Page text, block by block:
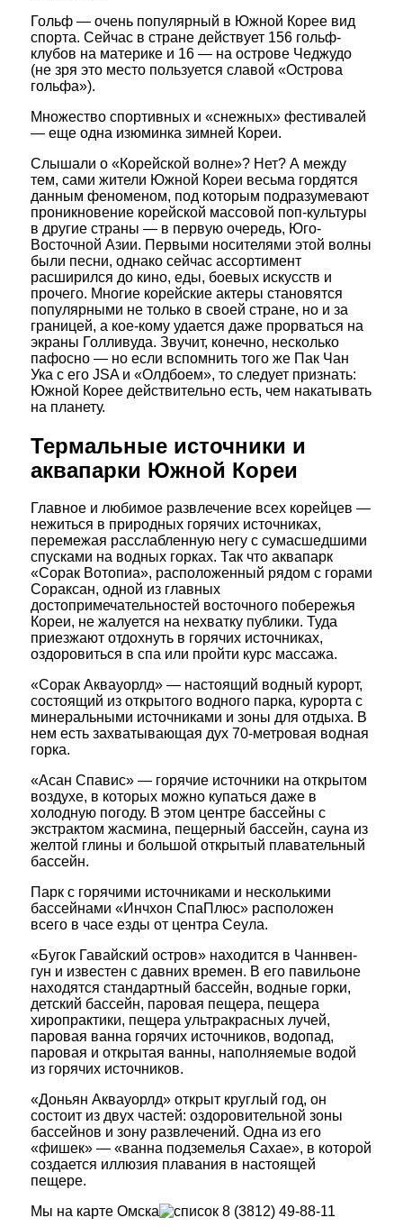
Гольф — очень популярный в Южной Корее вид
спорта. Сейчас в стране действует 156 гольф-
клубов на материке и 16 — на острове Чеджудо
(не зря это место пользуется славой «Острова
гольфа»).
Множество спортивных и «снежных» фестивалей
— еще одна изюминка зимней Кореи.
Слышали о «Корейской волне»? Нет? А между
тем, сами жители Южной Кореи весьма гордятся
данным феноменом, под которым подразумевают
проникновение корейской массовой поп-культуры
в другие страны — в первую очередь, Юго-
Восточной Азии. Первыми носителями этой волны
были песни, однако сейчас ассортимент
расширился до кино, еды, боевых искусств и
прочего. Многие корейские актеры становятся
популярными не только в своей стране, но и за
границей, а кое-кому удается даже прорваться на
экраны Голливуда. Звучит, конечно, несколько
пафосно — но если вспомнить того же Пак Чан
Ука с его JSA и «Олдбоем», то следует признать:
Южной Корее действительно есть, чем накатывать
на планету.
Термальные источники и
аквапарки Южной Кореи
Главное и любимое развлечение всех корейцев —
нежиться в природных горячих источниках,
перемежая расслабленную негу с сумасшедшими
спусками на водных горках. Так что аквапарк
«Сорак Вотопиа», расположенный рядом с горами
Сораксан, одной из главных
достопримечательностей восточного побережья
Кореи, не жалуется на нехватку публики. Туда
приезжают отдохнуть в горячих источниках,
оздоровиться в спа или пройти курс массажа.
«Сорак Аквауорлд» — настоящий водный курорт,
состоящий из открытого водного парка, курорта с
минеральными источниками и зоны для отдыха. В
нем есть захватывающая дух 70-метровая водная
горка.
«Асан Спавис» — горячие источники на открытом
воздухе, в которых можно купаться даже в
холодную погоду. В этом центре бассейны с
экстрактом жасмина, пещерный бассейн, сауна из
желтой глины и большой открытый плавательный
бассейн.
Парк с горячими источниками и несколькими
бассейнами «Инчхон СпаПлюс» расположен
всего в часе езды от центра Сеула.
«Бугок Гавайский остров» находится в Чаннвен-
гун и известен с давних времен. В его павильоне
находятся стандартный бассейн, водные горки,
детский бассейн, паровая пещера, пещера
хиропрактики, пещера ультракрасных лучей,
паровая ванна горячих источников, водопад,
паровая и открытая ванны, наполняемые водой
из горячих источников.
«Доньян Аквауорлд» открыт круглый год, он
состоит из двух частей: оздоровительной зоны
бассейнов и зону развлечений. Одна из его
«фишек» — «ванна подземелья Сахае», в которой
создается иллюзия плавания в настоящей
пещере.
Мы на карте Омска
8 (3812) 49-88-11